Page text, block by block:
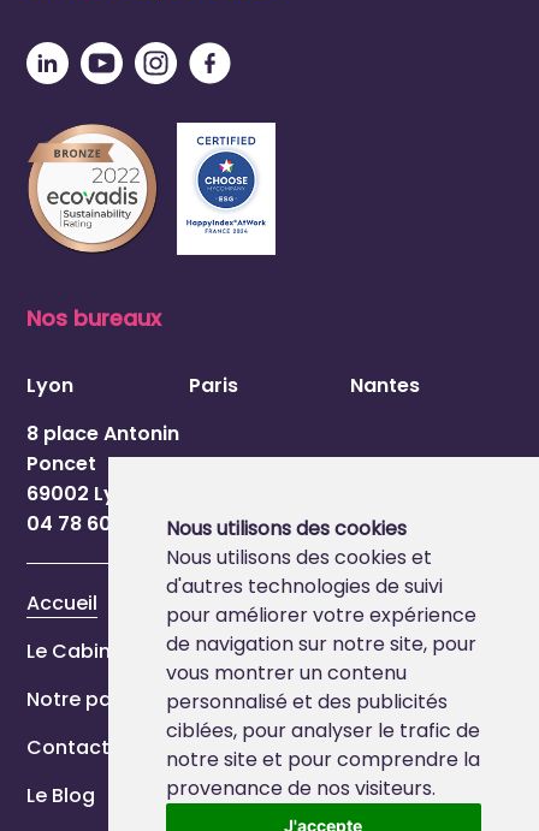
Nous utilisons des cookies
Nous utilisons des cookies et
d'autres technologies de suivi
pour améliorer votre expérience
de navigation sur notre site, pour
vous montrer un contenu
personnalisé et des publicités
ciblées, pour analyser le trafic de
notre site et pour comprendre la
provenance de nos visiteurs.
J'accepte
Nos bureaux
Lyon
8 place Antonin
Poncet
69002 Lyon
04 78 60 54 84
Paris Nantes
Accueil
Le Cabinet
Notre page Marque Employeur
Contact
Le Blog